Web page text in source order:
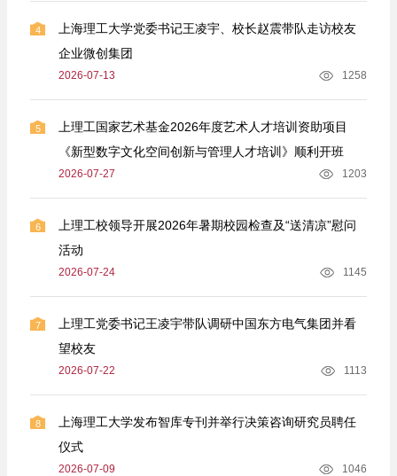
4
上海理工大学党委书记王凌宇、校长赵震带队走访校友
企业微创集团
2026-07-13 1258
5
上理工国家艺术基金2026年度艺术人才培训资助项目
《新型数字文化空间创新与管理人才培训》顺利开班
2026-07-27 1203
6
上理工校领导开展2026年暑期校园检查及“送清凉”慰问
活动
2026-07-24 1145
7
上理工党委书记王凌宇带队调研中国东方电气集团并看
望校友
2026-07-22 1113
8
上海理工大学发布智库专刊并举行决策咨询研究员聘任
仪式
2026-07-09 1046